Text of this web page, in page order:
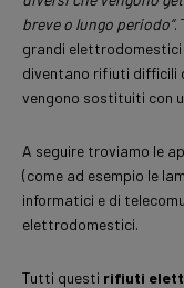
breve o lungo periodo”.
grandi
diventano rifiuti difficili
vengono sostituiti con
A seguire troviamo le
(come ad esempio le
informatici e di
elettrodomestici.
Tutti questi rifiuti